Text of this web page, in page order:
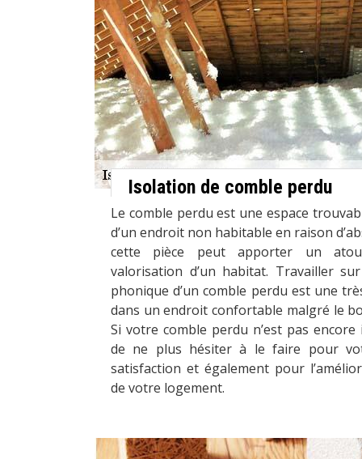
Isolation de comble perdu
Le comble perdu est une espace
d’un endroit non habitable en raison
cette pièce peut apporter un
valorisation d’un habitat. Travailler
phonique d’un comble perdu est une
dans un endroit confortable malgré le
Si votre comble perdu n’est pas
de ne plus hésiter à le faire pour
satisfaction et également pour
de votre logement.